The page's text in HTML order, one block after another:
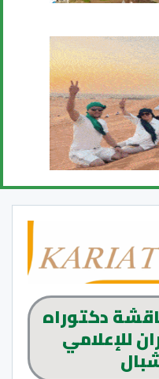
دكتوراه
للإعلامي